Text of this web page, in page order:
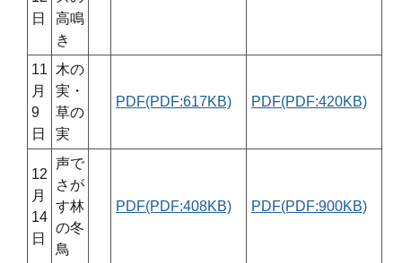
日
高鳴
き
11
月
9
日
木の
実・
草の
実
PDF(PDF:617KB) PDF(PDF:420KB)
12
月
14
日
声で
さが
す林
の冬
鳥
PDF(PDF:408KB) PDF(PDF:900KB)